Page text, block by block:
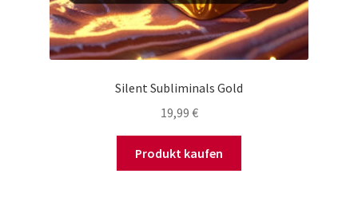
Silent Subliminals Gold
19,99 €
Produkt kaufen